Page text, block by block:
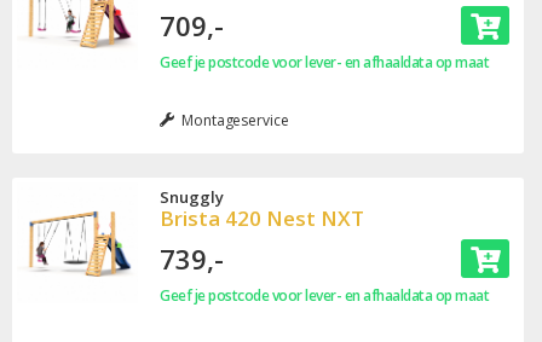
709,-
Geef je postcode voor lever- en afhaaldata op maat
Montageservice
Snuggly
Brista 420 Nest NXT
739,-
Geef je postcode voor lever- en afhaaldata op maat